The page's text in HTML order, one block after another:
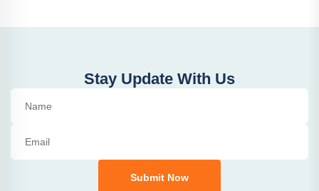
Stay Update With Us
Submit Now